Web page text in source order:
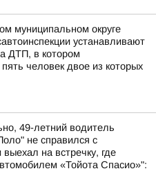
муниципальном округе
устанавливают
ДТП, в котором
человек двое из которых
49-летний водитель
не справился с
на встречку, где
«Тойота Спасио»":